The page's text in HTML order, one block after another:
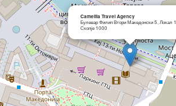
Camellia Travel Agency
Булевар Филип Втори Македонски 5, Локал 1
Скопје 1000